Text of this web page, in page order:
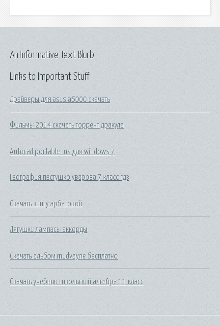
Links to Important Stuff
Драйверы для asus a6000 скачать
Фильмы 2014 скачать торрент дракула
Autocad portable rus для windows 7
География пестушко уварова 7 класс гдз
Скачать книгу арбатовой
Лягушки лампасы аккорды
Скачать альбом mudvayne бесплатно
Скачать учебник никольский алгебра 11 класс
An Informative Text Blurb